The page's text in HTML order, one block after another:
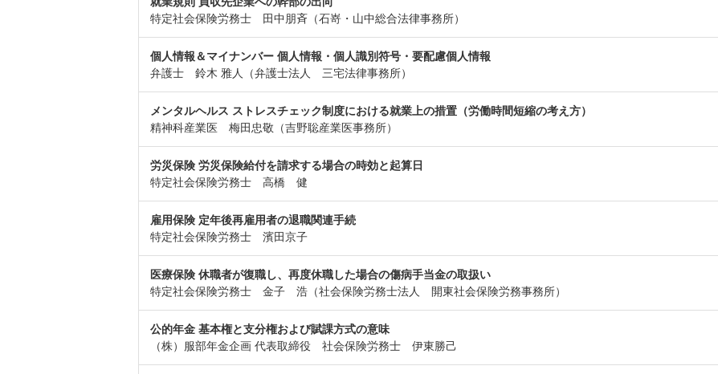
特定社会保険労務士 田中朋斉（石嵜・山中総合法律事務所）
個人情報＆マイナンバー 個人情報・個人識別符号・要配慮個人情報
弁護士 鈴木 雅人（弁護士法人 三宅法律事務所）
メンタルヘルス ストレスチェック制度における就業上の措置（労働時間短縮の考え方）
精神科産業医 梅田忠敬（吉野聡産業医事務所）
労災保険 労災保険給付を請求する場合の時効と起算日
特定社会保険労務士 高橋 健
雇用保険 定年後再雇用者の退職関連手続
特定社会保険労務士 濱田京子
医療保険 休職者が復職し、再度休職した場合の傷病手当金の取扱い
特定社会保険労務士 金子 浩（社会保険労務士法人 開東社会保険労務事務所）
公的年金 基本権と支分権および賦課方式の意味
（株）服部年金企画 代表取締役 社会保険労務士 伊東勝己